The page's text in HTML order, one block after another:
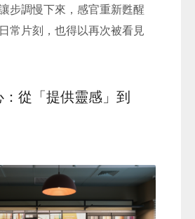
步調慢下來，感官重新甦醒
常片刻，也得以再次被看見
從「提供靈感」到